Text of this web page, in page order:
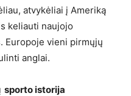
atvykėliai į Ameriką
keliauti naujojo
Europoje vieni pirmųjų
anglai.
sporto istorija